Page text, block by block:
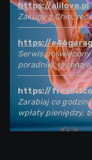
https://alilove.pl
Zakupy z Chin,
https://
Serwis
poradniki,
https://
Zarabiaj co
wpłaty pieniędzy,